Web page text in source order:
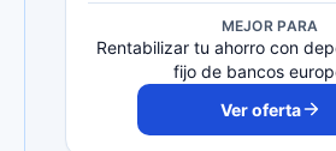
MEJOR PARA
Rentabilizar tu ahorro con
fijo de bancos
Ver oferta